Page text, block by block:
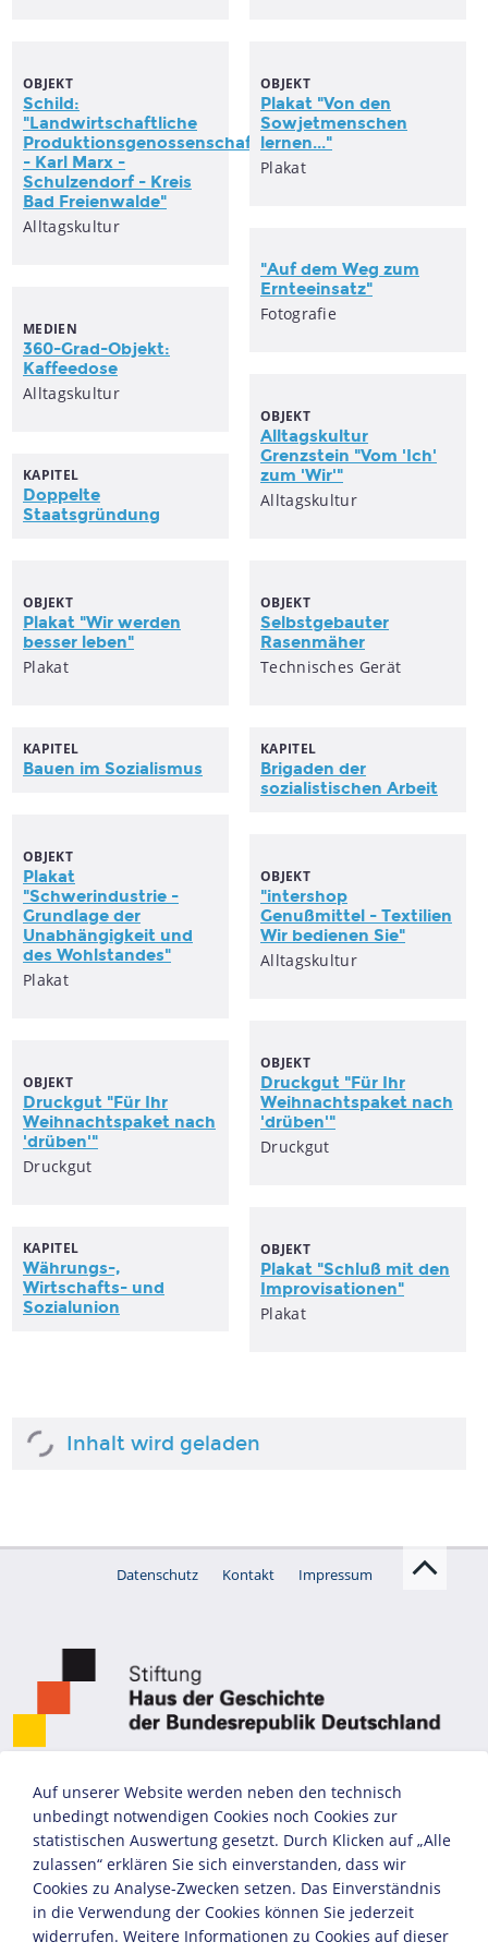
OBJEKT
Schild:
"Landwirtschaftliche
Produktionsgenossenschaft
- Karl Marx -
Schulzendorf - Kreis
Bad Freienwalde"
Alltagskultur
OBJEKT
Plakat "Von den
Sowjetmenschen
lernen..."
Plakat
"Auf dem Weg zum
Ernteeinsatz"
Fotografie
MEDIEN
360-Grad-Objekt:
Kaffeedose
Alltagskultur
OBJEKT
Alltagskultur
Grenzstein "Vom 'Ich'
zum 'Wir'"
Alltagskultur
KAPITEL
Doppelte
Staatsgründung
OBJEKT
Plakat "Wir werden
besser leben"
Plakat
OBJEKT
Selbstgebauter
Rasenmäher
Technisches Gerät
KAPITEL
Bauen im Sozialismus
KAPITEL
Brigaden der
sozialistischen Arbeit
OBJEKT
Plakat
"Schwerindustrie -
Grundlage der
Unabhängigkeit und
des Wohlstandes"
Plakat
OBJEKT
"intershop
Genußmittel - Textilien
Wir bedienen Sie"
Alltagskultur
OBJEKT
Druckgut "Für Ihr
Weihnachtspaket nach
'drüben'"
Druckgut
OBJEKT
Druckgut "Für Ihr
Weihnachtspaket nach
'drüben'"
Druckgut
OBJEKT
Plakat "Schluß mit den
Improvisationen"
Plakat
KAPITEL
Währungs-,
Wirtschafts- und
Sozialunion
Inhalt wird geladen
Datenschutz Kontakt Impressum
Auf unserer Website werden neben den technisch
unbedingt notwendigen Cookies noch Cookies zur
statistischen Auswertung gesetzt. Durch Klicken auf „Alle
zulassen“ erklären Sie sich einverstanden, dass wir
Cookies zu Analyse-Zwecken setzen. Das Einverständnis
in die Verwendung der Cookies können Sie jederzeit
widerrufen. Weitere Informationen zu Cookies auf dieser